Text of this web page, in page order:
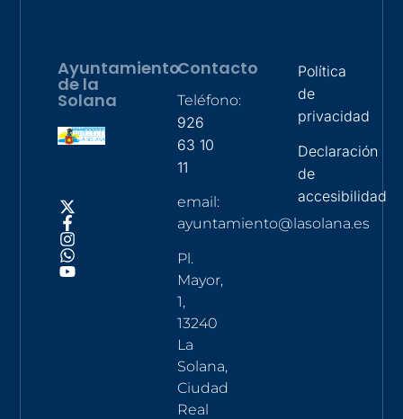
Ayuntamiento
de la
Solana
Contacto
Teléfono:
926
63 10
11
email:
ayuntamiento@lasolana.es
Pl.
Mayor,
1,
13240
La
Solana,
Ciudad
Real
Política
de
privacidad
Declaración
de
accesibilidad